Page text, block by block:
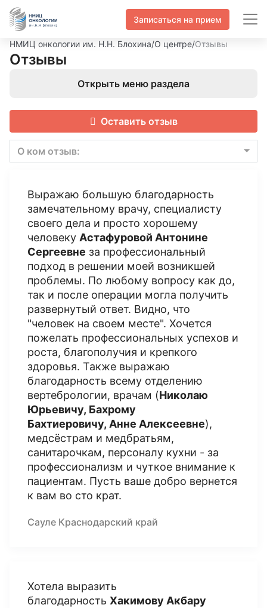
Записаться на прием
НМИЦ онкологии им. Н.Н. Блохина/О центре/Отзывы
Отзывы
Открыть меню раздела
Оставить отзыв
О ком отзыв:
Выражаю большую благодарность
замечательному врачу, специалисту
своего дела и просто хорошему
человеку Астафуровой Антонине
Сергеевне за профессиональный
подход в решении моей возникшей
проблемы. По любому вопросу как до,
так и после операции могла получить
развернутый ответ. Видно, что
"человек на своем месте". Хочется
пожелать профессиональных успехов и
роста, благополучия и крепкого
здоровья. Также выражаю
благодарность всему отделению
вертебрологии, врачам (Николаю
Юрьевичу, Бахрому
Бахтиеровичу, Анне Алексеевне),
медсёстрам и медбратьям,
санитарочкам, персоналу кухни - за
профессионализм и чуткое внимание к
пациентам. Пусть ваше добро вернется
к вам во сто крат.
Сауле Краснодарский край
Хотела выразить
благодарность Хакимову Акбару